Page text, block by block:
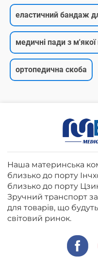
еластичний бандаж
медичні пади з м'якої
ортопедична скоба
Наша материнська
близько до порту
близько до порту
Зручний транспорт
для товарів, що
світовий ринок.